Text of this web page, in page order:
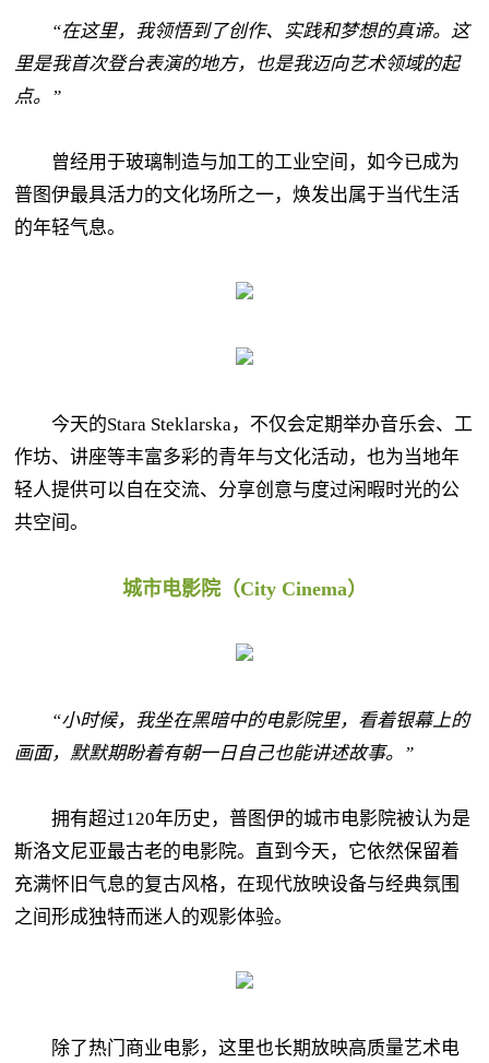
“在这里，我领悟到了创作、实践和梦想的真谛。这
里是我首次登台表演的地方，也是我迈向艺术领域的起
点。”
曾经用于玻璃制造与加工的工业空间，如今已成为
普图伊最具活力的文化场所之一，焕发出属于当代生活
的年轻气息。
今天的Stara Steklarska，不仅会定期举办音乐会、工
作坊、讲座等丰富多彩的青年与文化活动，也为当地年
轻人提供可以自在交流、分享创意与度过闲暇时光的公
共空间。
城市电影院（City Cinema）
“小时候，我坐在黑暗中的电影院里，看着银幕上的
画面，默默期盼着有朝一日自己也能讲述故事。”
拥有超过120年历史，普图伊的城市电影院被认为是
斯洛文尼亚最古老的电影院。直到今天，它依然保留着
充满怀旧气息的复古风格，在现代放映设备与经典氛围
之间形成独特而迷人的观影体验。
除了热门商业电影，这里也长期放映高质量艺术电